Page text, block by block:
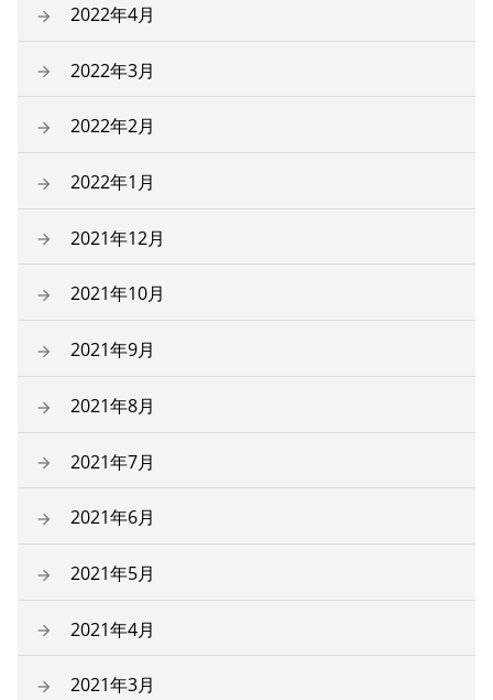
2022年4月
2022年3月
2022年2月
2022年1月
2021年12月
2021年10月
2021年9月
2021年8月
2021年7月
2021年6月
2021年5月
2021年4月
2021年3月